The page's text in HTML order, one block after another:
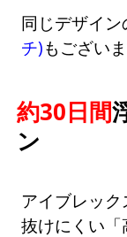
同じデザイン
チ)もございま
約30日間
ン
アイブレッ
抜けにくい